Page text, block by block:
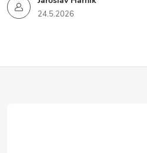
24.5.2026